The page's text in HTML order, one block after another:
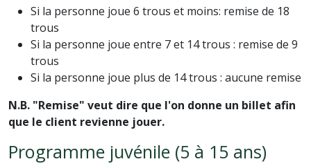
Si la personne joue 6 trous et moins: remise de 18
trous
Si la personne joue entre 7 et 14 trous : remise de 9
trous
Si la personne joue plus de 14 trous : aucune remise
N.B. "Remise" veut dire que l'on donne un billet afin
que le client revienne jouer.
Programme juvénile (5 à 15 ans)